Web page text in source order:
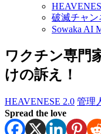
破滅チャン
Sowaka AI
ワクチン専門
けの訴え！
HEAVENESE 2.0 管理
Spread the love